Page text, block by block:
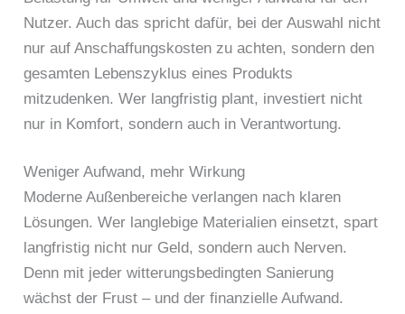
Nutzer. Auch das spricht dafür, bei der Auswahl nicht
nur auf Anschaffungskosten zu achten, sondern den
gesamten Lebenszyklus eines Produkts
mitzudenken. Wer langfristig plant, investiert nicht
nur in Komfort, sondern auch in Verantwortung.
Weniger Aufwand, mehr Wirkung
Moderne Außenbereiche verlangen nach klaren
Lösungen. Wer langlebige Materialien einsetzt, spart
langfristig nicht nur Geld, sondern auch Nerven.
Denn mit jeder witterungsbedingten Sanierung
wächst der Frust – und der finanzielle Aufwand.